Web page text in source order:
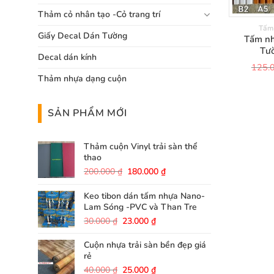
Thảm cỏ nhân tạo -Cỏ trang trí
Giấy Decal Dán Tường
Decal dán kính
Thảm nhựa dạng cuộn
SẢN PHẨM MỚI
Thảm cuộn Vinyl trải sàn thể
thao
200.000₫ Giá
là:
200.000 ₫.
180.000₫Giá
tại
là:
Keo tibon dán tấm nhựa Nano-
Lam Sóng -PVC và Than Tre
30.000₫ Giá
là:
23.000₫Giá
tại
23.000 ₫.
Cuộn nhựa trải sàn bền đẹp giá
rẻ
40.000₫ Giá
25.000₫Giá
Tấm